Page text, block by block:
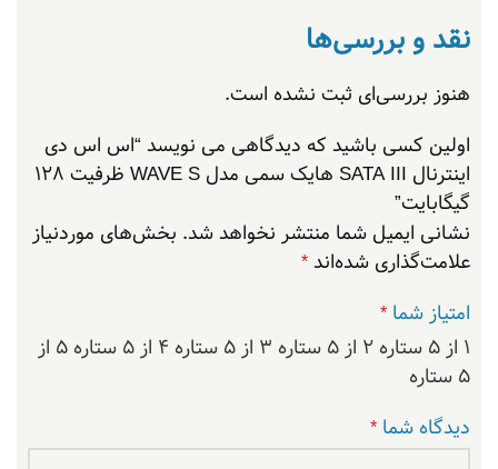
نقد و بررسی‌ها
هنوز بررسی‌ای ثبت نشده است.
اولین کسی باشید که دیدگاهی می نویسد “اس اس دی
اینترنال SATA III هایک سمی مدل WAVE S ظرفیت 128
گیگابایت”
نشانی ایمیل شما منتشر نخواهد شد. بخش‌های موردنیاز
علامت‌گذاری شده‌اند *
امتیاز شما *
۱ از ۵ ستاره ۲ از ۵ ستاره ۳ از ۵ ستاره ۴ از ۵ ستاره
۵ از
۵ ستاره
دیدگاه شما *